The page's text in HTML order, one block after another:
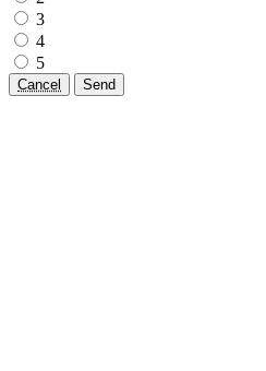
3
4
5
Cancel Send